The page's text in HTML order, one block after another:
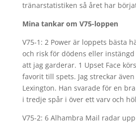
tränarstatistiken så året har
Mina tankar om V75-loppen
V75-1: 2 Power är loppets bästa
och risk för dödens eller
att jag garderar. 1 Upset Face
favorit till spets. Jag streckar
Lexington. Han svarade för en
i tredje spår i över ett varv och
V75-2: 6 Alhambra Mail radar